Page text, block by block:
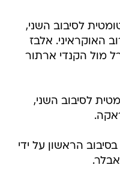
לסיבוב השני,
האוקראיני. אלבז
מול הקנדי ארתור
לסיבוב השני,
בסיבוב הראשון על ידי